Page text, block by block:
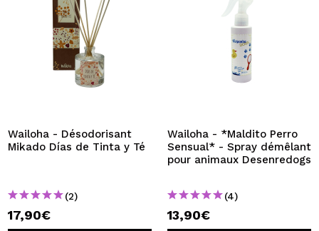
Wailoha - Désodorisant
Mikado Días de Tinta y Té
(2)
17,90€
Wailoha - *Maldito Perro
Sensual* - Spray démêlant
pour animaux Desenredogs
(4)
13,90€